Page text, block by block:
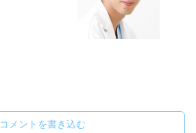
コメントを書き込む